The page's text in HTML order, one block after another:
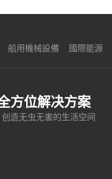
船用機械設備 國際能源
方位解决方案
造无虫无害的生活空间